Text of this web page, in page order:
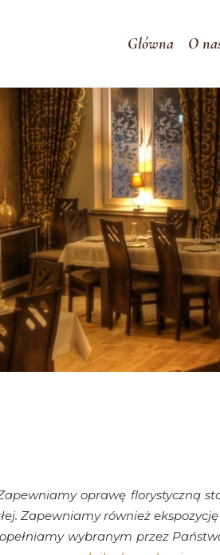
Główna O
oprawę florystyczną
Zapewniamy również
wybranym przez